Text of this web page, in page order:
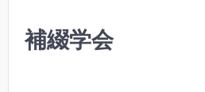
補綴学会